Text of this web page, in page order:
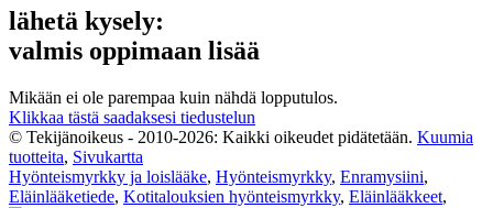
lähetä kysely:
valmis oppimaan lisää
Mikään ei ole parempaa kuin nähdä lopputulos.
Klikkaa tästä saadaksesi tiedustelun
© Tekijänoikeus - 2010-2026: Kaikki oikeudet pidätetään. Kuumia
tuotteita, Sivukartta
Hyönteismyrkky ja loislääke, Hyönteismyrkky, Enramysiini,
Eläinlääketiede, Kotitalouksien hyönteismyrkky, Eläinlääkkeet,